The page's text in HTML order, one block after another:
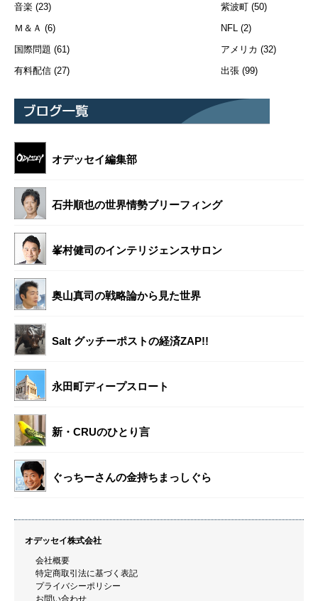
音楽 (23)
Ｍ＆Ａ (6)
国際問題 (61)
有料配信 (27)
紫波町 (50)
NFL
(2)
アメリカ (32)
出張 (99)
オデッセイ編集部
石井順也の世界情勢ブリーフィング
峯村健司のインテリジェンスサロン
奥山真司の戦略論から見た世界
Salt グッチーポストの経済ZAP!!
永田町ディープスロート
新・CRUのひとり言
ぐっちーさんの金持ちまっしぐら
オデッセイ株式会社
会社概要
特定商取引法に基づく表記
プライバシーポリシー
お問い合わせ